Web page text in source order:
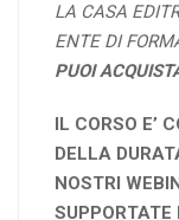
LA CASA
ENTE DI
PUOI
IL CORSO E’
DELLA
NOSTRI
SUPPORTATE